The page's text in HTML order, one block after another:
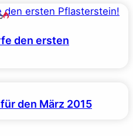
den ersten
den März 2015